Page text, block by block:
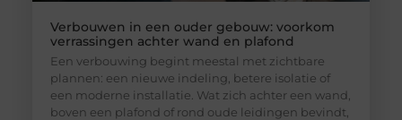
Verbouwen in een ouder gebouw: voorkom
verrassingen achter wand en plafond
Een verbouwing begint meestal met zichtbare
plannen: een nieuwe indeling, betere isolatie of
een moderne installatie. Wat zich achter een wand,
boven een plafond of rond oude leidingen bevindt,